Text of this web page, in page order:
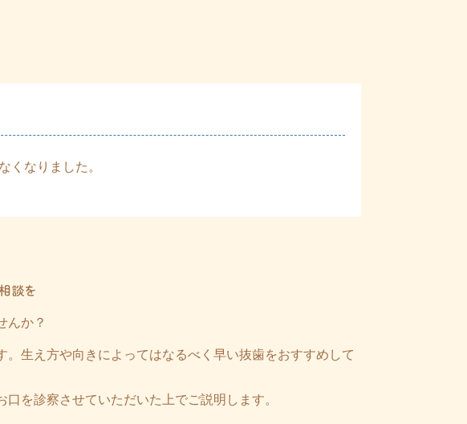
くなりました。
談を
んか？
生え方や向きによってはなるべく早い抜歯をおすすめして
を診察させていただいた上でご説明します。